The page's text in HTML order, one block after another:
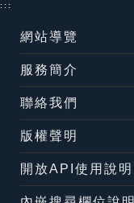
:::
網站導覽
服務簡介
聯絡我們
版權聲明
開放API使用說明